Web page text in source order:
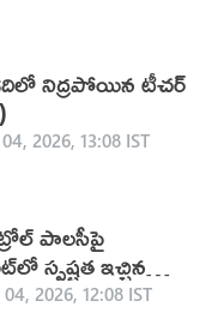
నిద్రపోయిన టీచర్
2026, 13:08 IST
పాలసీపై
స్పష్టత ఇచ్చిన
2026, 12:08 IST